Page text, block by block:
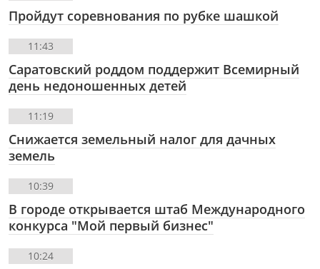
Пройдут соревнования по рубке шашкой
11:43
Саратовский роддом поддержит Всемирный
день недоношенных детей
11:19
Снижается земельный налог для дачных
земель
10:39
В городе открывается штаб Международного
конкурса "Мой первый бизнес"
10:24